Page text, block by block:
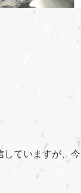
していますが、今